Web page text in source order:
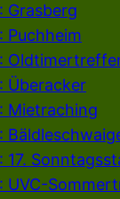
Grasberg
Puchheim
Überacker
Mietraching
17.
UVC-